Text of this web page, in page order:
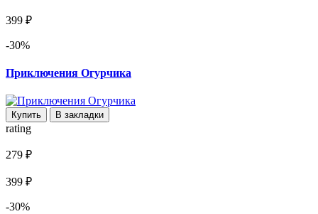
399 ₽
-30%
Приключения Огурчика
Купить В закладки
rating
279 ₽
399 ₽
-30%